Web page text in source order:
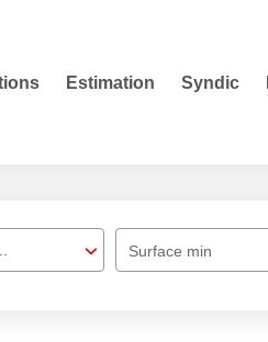
Estimation Syndic
Surface min